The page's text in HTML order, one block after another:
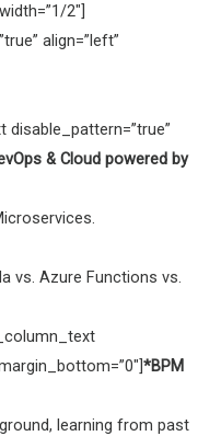
2″]
align=”left”
& Cloud powered by
vs. Azure Functions vs.
*BPM
learning from past